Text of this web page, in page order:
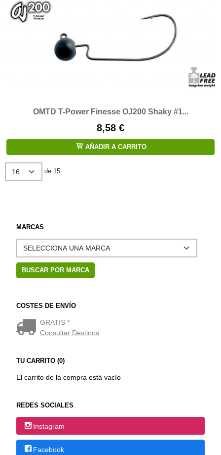
MARCAS
COSTES DE ENVÍO
GRATIS *
Consultar Destinos
TU CARRITO (0)
El carrito de la compra está vacío
REDES SOCIALES
Instagram
Facebook
​OMTD T-Power Finesse OJ200 Shaky #1...
8,58 €
AÑADIR A CARRITO
de 15